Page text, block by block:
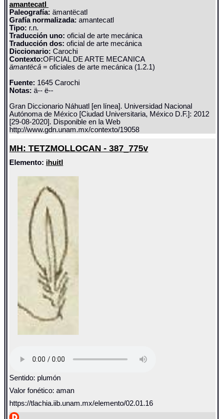
amantecatl
Paleografía: ämantëcatl
Grafía normalizada: amantecatl
Tipo: r.n.
Traducción uno: oficial de arte mecánica
Traducción dos: oficial de arte mecánica
Diccionario:Carochi
Contexto:OFICIAL DE ARTE MECANICA
ämantëcâ= oficiales de arte mecánica (1.2.1)
Fuente: 1645 Carochi
Notas: ä-- ë--
Gran Diccionario Náhuatl [en línea]. Universidad Nacional
Autónoma de México [Ciudad Universitaria, México D.F.]: 2012
[29-08-2020]. Disponible en la Web
http://www.gdn.unam.mx/contexto/19058
MH: TETZMOLLOCAN - 387_775v
Elemento: ihuitl
Sentido: plumón
Valor fonético: aman
https://tlachia.iib.unam.mx/elemento/02.01.16